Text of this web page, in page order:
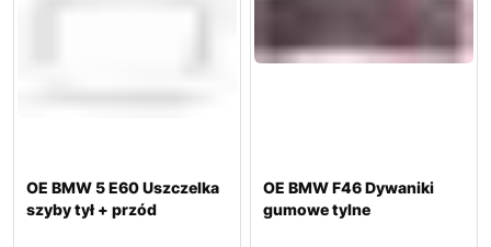
OE BMW 5 E60 Uszczelka
szyby tył + przód
OE BMW F46 Dywaniki
gumowe tylne